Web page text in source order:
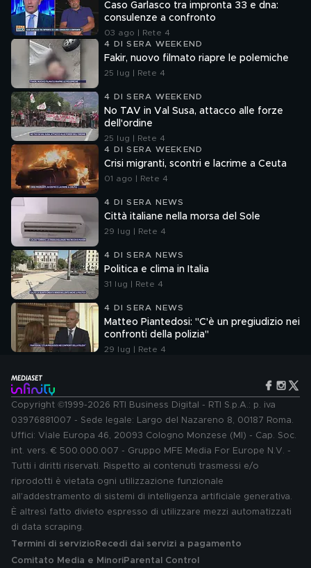
Caso Garlasco tra impronta 33 e dna:
consulenze a confronto
03 ago | Rete 4
4 DI SERA WEEKEND
Fakir, nuovo filmato riapre le polemiche
25 lug | Rete 4
4 DI SERA WEEKEND
No TAV in Val Susa, attacco alle forze
dell'ordine
25 lug | Rete 4
4 DI SERA WEEKEND
Crisi migranti, scontri e lacrime a Ceuta
01 ago | Rete 4
4 DI SERA NEWS
Città italiane nella morsa del Sole
29 lug | Rete 4
4 DI SERA NEWS
Politica e clima in Italia
31 lug | Rete 4
4 DI SERA NEWS
Matteo Piantedosi: "C'è un pregiudizio nei
confronti della polizia"
29 lug | Rete 4
Copyright ©1999-2026 RTI Business Digital - RTI S.p.A.: p. iva
03976881007 - Sede legale: Largo del Nazareno 8, 00187 Roma.
Uffici: Viale Europa 46, 20093 Cologno Monzese (MI) - Cap. Soc.
int. vers. € 500.000.007 - Gruppo MFE Media For Europe N.V. -
Tutti i diritti riservati. Rispetto ai contenuti trasmessi e/o
riprodotti è vietata ogni utilizzazione funzionale
all'addestramento di sistemi di intelligenza artificiale generativa.
È altresì fatto divieto espresso di utilizzare mezzi automatizzati
di data scraping.
Termini di servizio Recedi dai servizi a pagamento
Comitato Media e MinoriParental Control